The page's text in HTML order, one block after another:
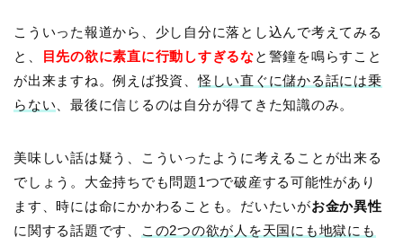
こういった報道から、少し自分に落とし込んで考えてみる
と、
目先の欲に素直に行動しすぎるなと警鐘を鳴らすこと
が出来ますね。例えば投資、怪しい直ぐに儲かる話には乗
らない 、最後に信じるのは自分が得てきた知識のみ。
美味しい話は疑う、こういったように考えることが出来る
でしょう。大金持ちでも問題1つで破産する可能性があり
ます、時には命にかかわることも。だいたいがお金か異性
に関する話題です、
この2つの欲が人を天国にも地獄にも